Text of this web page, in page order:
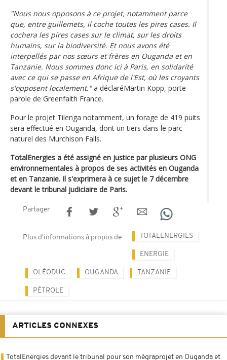
"Nous nous opposons à ce projet, notamment parce
que, entre guillemets, il coche toutes les pires cases. Il
cochera les pires cases sur le climat, sur les droits
humains, sur la biodiversité. Et nous avons été
interpellés par nos sœurs et frères en Ouganda et en
Tanzanie. Nous sommes donc ici à Paris, en solidarité
avec ce qui se passe en Afrique de l'Est, où les croyants
s'opposent localement."a déclaréMartin Kopp, porte-
parole de Greenfaith France.
Pour le projet Tilenga notamment, un forage de 419 puits
sera effectué en Ouganda, dont un tiers dans le parc
naturel des Murchison Falls.
TotalEnergies a été assigné en justice par plusieurs ONG
environnementales à propos de ses activités en Ouganda
et en Tanzanie. Il s'exprimera à ce sujet le 7 décembre
devant le tribunal judiciaire de Paris.
Partager
Plus d'informations à propos de TOTALENERGIES
ENERGIE
OLÉODUC OUGANDA TANZANIE
PÉTROLE
ARTICLES CONNEXES
TotalEnergies devant le tribunal pour son mégraprojet en Ouganda et